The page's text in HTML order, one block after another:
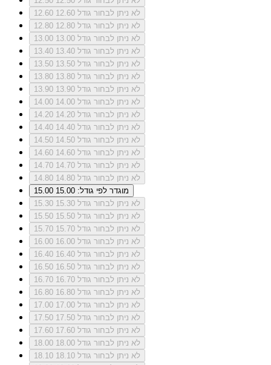
12.60
לא ניתן לבחור גודל 12.60
12.80
לא ניתן לבחור גודל 12.80
13.00
לא ניתן לבחור גודל 13.00
13.40
לא ניתן לבחור גודל 13.40
13.50
לא ניתן לבחור גודל 13.50
13.80
לא ניתן לבחור גודל 13.80
13.90
לא ניתן לבחור גודל 13.90
14.00
לא ניתן לבחור גודל 14.00
14.20
לא ניתן לבחור גודל 14.20
14.40
לא ניתן לבחור גודל 14.40
14.50
לא ניתן לבחור גודל 14.50
14.60
לא ניתן לבחור גודל 14.60
14.70
לא ניתן לבחור גודל 14.70
14.80
לא ניתן לבחור גודל 14.80
15.00
מוגדר לפי גודל: 15.00
15.30
לא ניתן לבחור גודל 15.30
15.50
לא ניתן לבחור גודל 15.50
15.70
לא ניתן לבחור גודל 15.70
16.00
לא ניתן לבחור גודל 16.00
16.40
לא ניתן לבחור גודל 16.40
16.50
לא ניתן לבחור גודל 16.50
16.70
לא ניתן לבחור גודל 16.70
16.80
לא ניתן לבחור גודל 16.80
17.00
לא ניתן לבחור גודל 17.00
17.50
לא ניתן לבחור גודל 17.50
17.60
לא ניתן לבחור גודל 17.60
18.00
לא ניתן לבחור גודל 18.00
18.10
לא ניתן לבחור גודל 18.10